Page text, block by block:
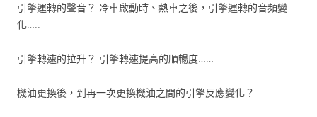
引擎運轉的聲音？ 冷車啟動時、熱車之後，引擎運轉的音頻變
化…..
引擎轉速的拉升？ 引擎轉速提高的順暢度……
機油更換後，到再一次更換機油之間的引擎反應變化？